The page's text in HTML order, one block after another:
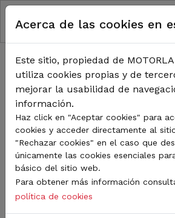
Pasar al contenido principal
RUTA DE
Inicio Noticias
TODA LA
MOTORLAND
Sigue de cerca todas las
Aragón. Aquí encontrarás noticias
competiciones, pilotos, novedades
mucho más. Filtra por categoría o
no te pierdas nada del mundo del
Acerca de las cookies en
Este sitio, propiedad de
utiliza cookies propias y de
mejorar la usabilidad de
información.
Haz click en "Aceptar cookies" para
cookies y acceder directamente al
"Rechazar cookies" en el caso que
únicamente las cookies esenciales
básico del sitio web.
Para obtener más información
política de cookies